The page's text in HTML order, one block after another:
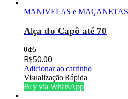
MANIVELAS e MAÇANETAS
Alça do Capô até 70
0de 5
R$50.00
Adicionar ao carrinho
Visualização Rápida
Buy via WhatsApp